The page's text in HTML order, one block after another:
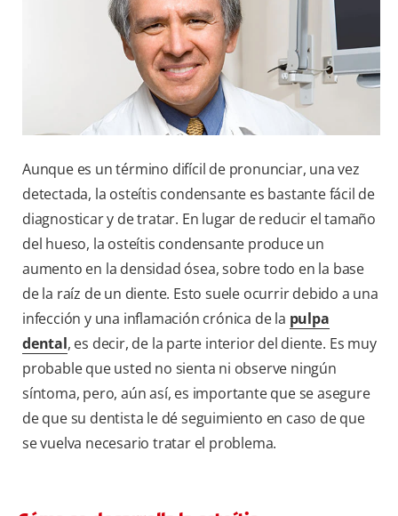
CUPONES
DONDE COMPRAR
Aunque es un término difícil de pronunciar, una vez
detectada, la osteítis condensante es bastante fácil de
diagnosticar y de tratar. En lugar de reducir el tamaño
del hueso, la osteítis condensante produce un
aumento en la densidad ósea, sobre todo en la base
de la raíz de un diente. Esto suele ocurrir debido a una
infección y una inflamación crónica de la pulpa
dental, es decir, de la parte interior del diente. Es muy
probable que usted no sienta ni observe ningún
síntoma, pero, aún así, es importante que se asegure
de que su dentista le dé seguimiento en caso de que
se vuelva necesario tratar el problema.